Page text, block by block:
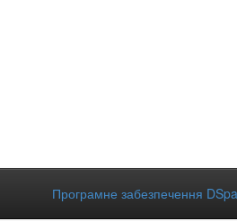
Програмне забезпечення